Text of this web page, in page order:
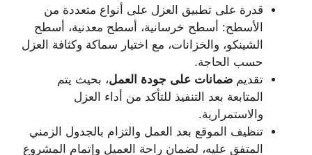
قدرة على تطبيق العزل على أنواع متعددة من
الأسطح: أسطح خرسانية، أسطح معدنية، أسطح
الشينكو، والخزانات، مع اختيار سماكة وكثافة العزل
حسب الحاجة.
تقديم ضمانات على جودة العمل، بحيث يتم
المتابعة بعد التنفيذ للتأكد من أداء العزل
والاستمرارية.
تنظيف الموقع بعد العمل والتزام بالجدول الزمني
المتفق عليه، لضمان راحة العميل وإتمام المشروع